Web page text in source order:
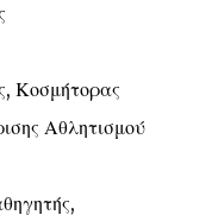
Κοσμήτορας
Αθλητισμού